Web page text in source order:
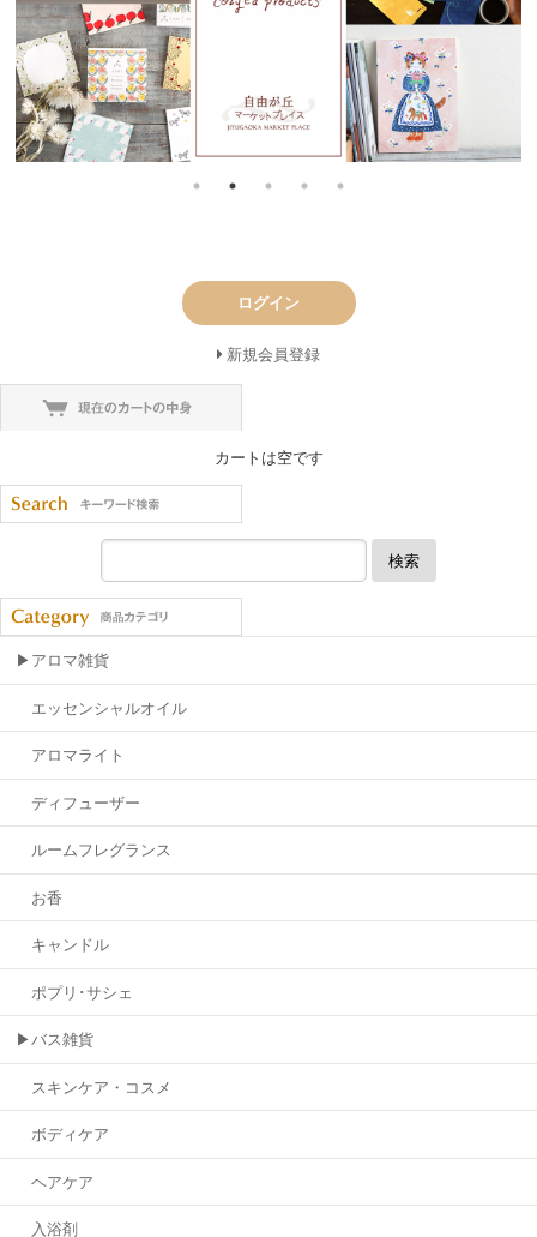
ログイン
新規会員登録
カートは空です
検索
▶アロマ雑貨
エッセンシャルオイル
アロマライト
ディフューザー
ルームフレグランス
お香
キャンドル
ポプリ･サシェ
▶バス雑貨
スキンケア・コスメ
ボディケア
ヘアケア
入浴剤